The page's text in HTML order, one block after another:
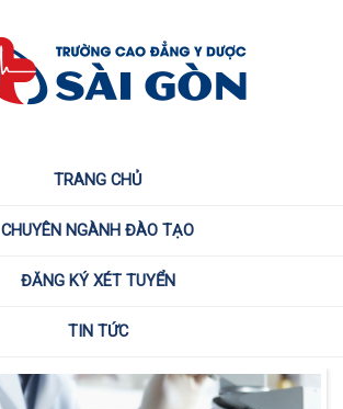
TRANG CHỦ
CHUYÊN NGÀNH ĐÀO TẠO
ĐĂNG KÝ XÉT TUYỂN
TIN TỨC